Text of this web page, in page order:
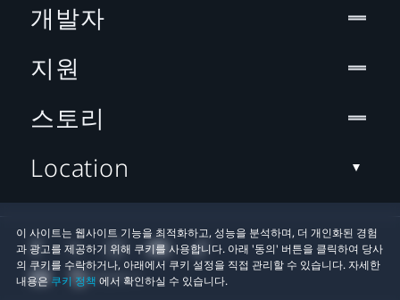
이 사이트는 웹사이트 기능을 최적화하고, 성능을 분석하며, 더 개인화된 경험
과 광고를 제공하기 위해 쿠키를 사용합니다. 아래 '동의' 버튼을 클릭하여 당사
의 쿠키를 수락하거나, 아래에서 쿠키 설정을 직접 관리할 수 있습니다. 자세한
내용은 쿠키 정책 에서 확인하실 수 있습니다.
개발자
지원
스토리
Location